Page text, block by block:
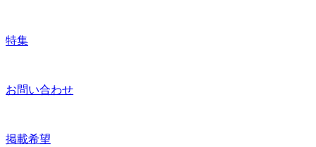
特集
お問い合わせ
掲載希望